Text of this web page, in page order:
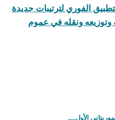
الفوري لترتيبات جديدة
وتوزيعه ونقله في عموم
الأول.....